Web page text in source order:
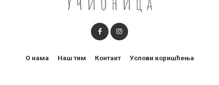
О нама Наш тим Контакт Услови коришћења